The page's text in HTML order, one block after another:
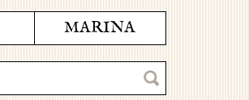
MARINA